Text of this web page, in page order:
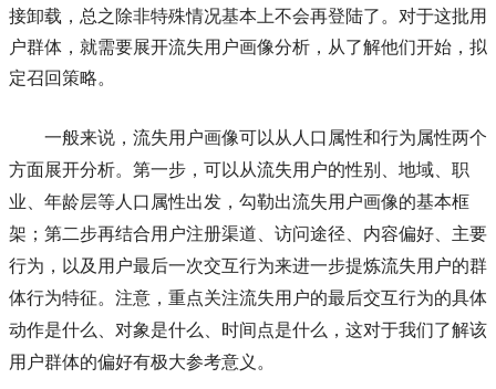
接卸载，总之除非特殊情况基本上不会再登陆了。对于这批用
户群体，就需要展开流失用户画像分析，从了解他们开始，拟
定召回策略。
一般来说，流失用户画像可以从人口属性和行为属性两个
方面展开分析。第一步，可以从流失用户的性别、地域、职
业、年龄层等人口属性出发，勾勒出流失用户画像的基本框
架；第二步再结合用户注册渠道、访问途径、内容偏好、主要
行为，以及用户最后一次交互行为来进一步提炼流失用户的群
体行为特征。注意，重点关注流失用户的最后交互行为的具体
动作是什么、对象是什么、时间点是什么，这对于我们了解该
用户群体的偏好有极大参考意义。